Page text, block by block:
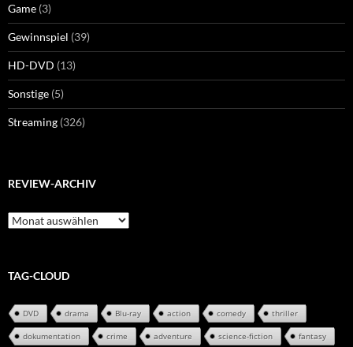
Game (3)
Gewinnspiel (39)
HD-DVD (13)
Sonstige (5)
Streaming (326)
REVIEW-ARCHIV
Review-
Archiv
TAG-CLOUD
DVD drama Blu-ray action comedy thriller
dokumentation crime adventure science-fiction fantasy